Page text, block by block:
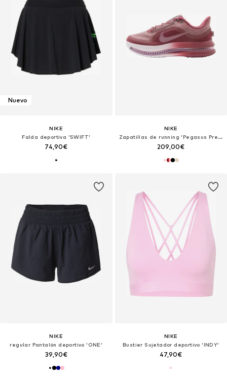
Nuevo
NIKE
Falda deportiva 'SWIFT'
74,90€
NIKE
Zapatillas de running 'Pegasus Premium'
209,00€
NIKE
regular Pantalón deportivo 'ONE'
39,90€
NIKE
Bustier Sujetador deportivo 'INDY'
47,90€